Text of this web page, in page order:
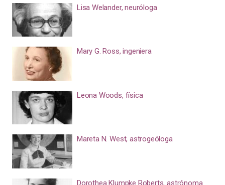
Lisa Welander, neuróloga
Mary G. Ross, ingeniera
Leona Woods, física
Mareta N. West, astrogeóloga
Dorothea Klumpke Roberts, astrónoma